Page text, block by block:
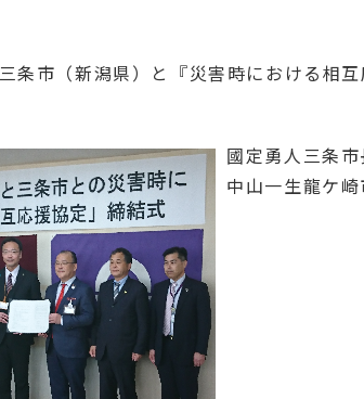
条市（新潟県）と『災害時における相
國定勇人三条市
中山一生龍ケ崎